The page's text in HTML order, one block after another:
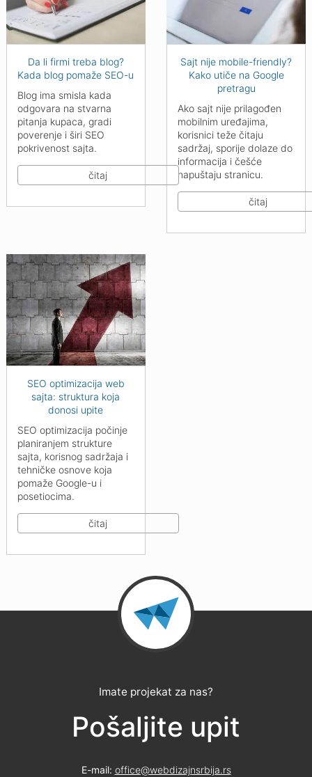
Da li firmi treba blog?
Kada blog pomaže SEO-u
Blog ima smisla kada
odgovara na stvarna
pitanja kupaca, gradi
poverenje i širi SEO
pokrivenost sajta.
čitaj
Sajt nije mobile-friendly?
Kako utiče na Google
pretragu
Ako sajt nije prilagođen
mobilnim uređajima,
korisnici teže čitaju
sadržaj, sporije dolaze do
informacija i češće
napuštaju stranicu.
čitaj
SEO optimizacija web
sajta: struktura koja
donosi upite
SEO optimizacija počinje
planiranjem strukture
sajta, korisnog sadržaja i
tehničke osnove koja
pomaže Google-u i
posetiocima.
čitaj
Imate projekat za nas?
Pošaljite upit
E-mail: office@webdizajnsrbija.rs